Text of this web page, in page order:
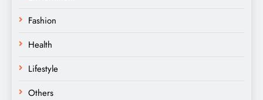
Fashion
Health
Lifestyle
Others